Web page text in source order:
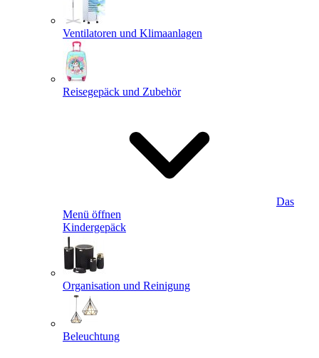
Ventilatoren und Klimaanlagen
Reisegepäck und Zubehör
Das
Menü öffnen
Kindergepäck
Organisation und Reinigung
Beleuchtung